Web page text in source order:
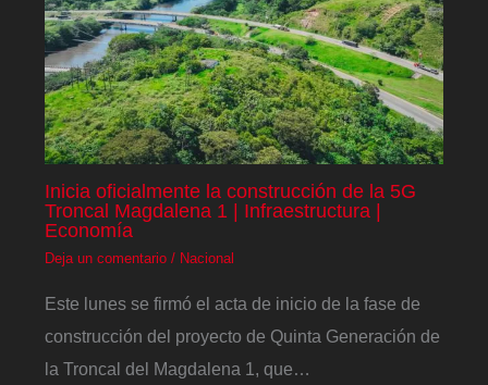
Inicia oficialmente la construcción de la 5G
Troncal Magdalena 1 | Infraestructura |
Economía
Deja un comentario / Nacional
Este lunes se firmó el acta de inicio de la fase de
construcción del proyecto de Quinta Generación de
la Troncal del Magdalena 1, que…